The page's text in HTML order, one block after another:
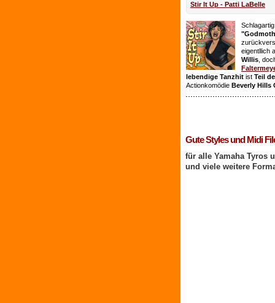
Stir It Up - Patti LaBelle
eigentllich
Willis ,
lebendige Tanzhit ist Teil
Actionkomödie Beverly Hills
Gute Styles und Midi
für alle Yamaha Tyros
und viele weitere